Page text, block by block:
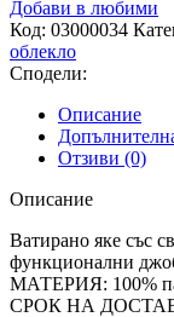
MAX
WINTER
REFLEX
Добави в любими
Код: 03000034
облекло
Сподели:
Описание
Отзиви (0)
Описание
Ватирано яке със
функционални
МАТЕРИЯ: 100%
СРОК НА